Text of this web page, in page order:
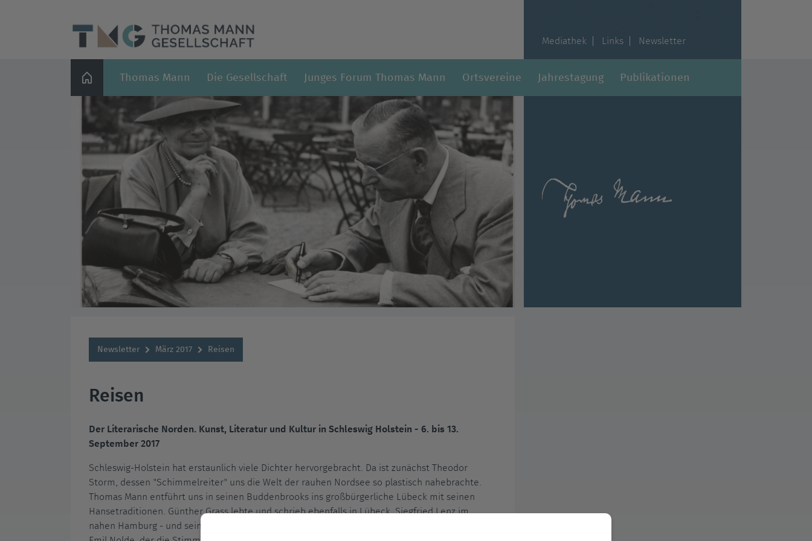
Mediathek Links Newsletter
Thomas Mann Die Gesellschaft Junges Forum Thomas Mann Ortsvereine Jahrestagung Publikationen
Newsletter März 2017 Reisen
Reisen
Der Literarische Norden. Kunst, Literatur und Kultur in Schleswig Holstein - 6. bis 13.
September 2017
Schleswig-Holstein hat erstaunlich viele Dichter hervorgebracht. Da ist zunächst Theodor
Storm, dessen "Schimmelreiter" uns die Welt der rauhen Nordsee so plastisch nahebrachte.
Thomas Mann entführt uns in seinen Buddenbrooks ins großbürgerliche Lübeck mit seinen
Hansetraditionen. Günther Grass lebte und schrieb ebenfalls in Lübeck, Siegfried Lenz im
nahen Hamburg - und sein Buch "Deutschstunde" leitet über zu einem anderen Schleswiger,